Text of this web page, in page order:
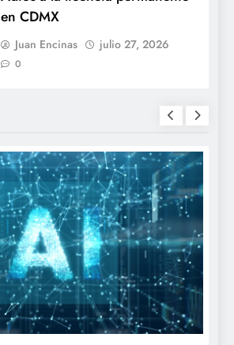
en CDMX
Juan Encinas julio 27, 2026
0